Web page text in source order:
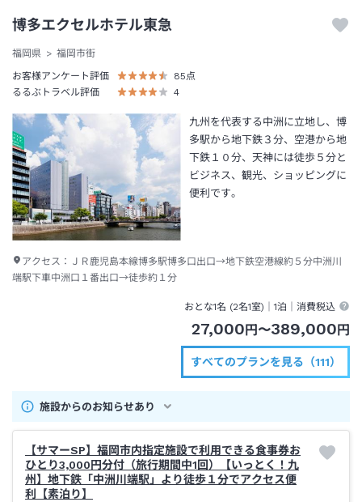
博多エクセルホテル東急
福岡県
福岡市街
お客様アンケート評価
85点
るるぶトラベル評価
4
九州を代表する中洲に立地し、博
多駅から地下鉄３分、空港から地
下鉄１０分、天神には徒歩５分と
ビジネス、観光、ショッピングに
便利です。
アクセス： ＪＲ鹿児島本線博多駅博多口出口→地下鉄空港線約５分中洲川
端駅下車中洲口１番出口→徒歩約１分
おとな1名 (2名1室)｜1泊 ｜消費税込
27,000円〜389,000円
すべてのプランを見る（111）
施設からのお知らせあり
【サマーSP】福岡市内指定施設で利用できる食事券お
ひとり3,000円分付（旅行期間中1回）【いっとく！九
州】地下鉄「中洲川端駅」より徒歩１分でアクセス便
利【素泊り】